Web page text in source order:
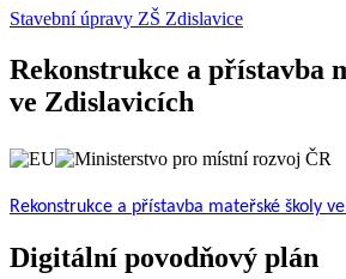
Stavební úpravy ZŠ Zdislavice
Rekonstrukce a přístavba
ve Zdislavicích
Rekonstrukce a přístavba mateřské školy
Digitální povodňový plán